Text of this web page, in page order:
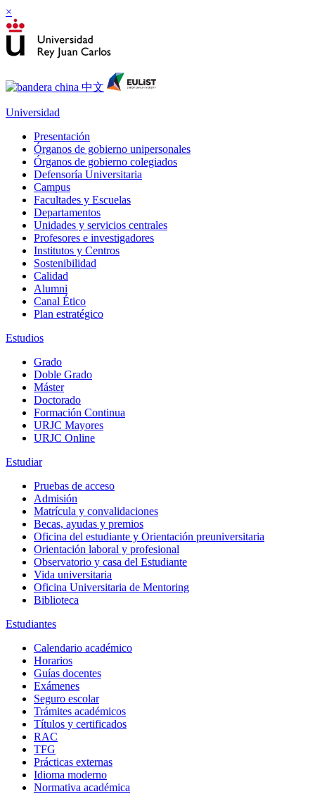
×
Universidad
Presentación
Órganos de gobierno unipersonales
Órganos de gobierno colegiados
Defensoría Universitaria
Campus
Facultades y Escuelas
Departamentos
Unidades y servicios centrales
Profesores e investigadores
Institutos y Centros
Sostenibilidad
Calidad
Alumni
Canal Ético
Plan estratégico
Estudios
Grado
Doble Grado
Máster
Doctorado
Formación Continua
URJC Mayores
URJC Online
Estudiar
Pruebas de acceso
Admisión
Matrícula y convalidaciones
Becas, ayudas y premios
Oficina del estudiante y Orientación preuniversitaria
Orientación laboral y profesional
Observatorio y casa del Estudiante
Vida universitaria
Oficina Universitaria de Mentoring
Biblioteca
Estudiantes
Calendario académico
Horarios
Guías docentes
Exámenes
Seguro escolar
Trámites académicos
Títulos y certificados
RAC
TFG
Prácticas externas
Idioma moderno
Normativa académica